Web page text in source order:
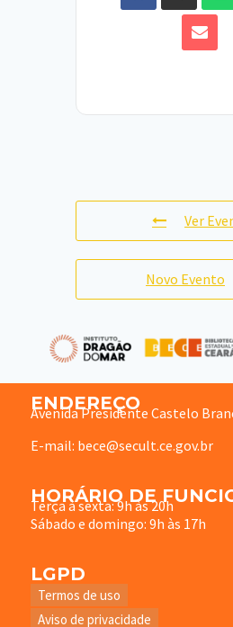
Ver
Novo Evento
ENDEREÇO
Avenida Presidente Castelo
E-mail: bece@secult.ce.gov.br
HORÁRIO DE
Terça à sexta: 9h às 20h
Sábado e domingo: 9h às 17h
LGPD
Termos de uso
Aviso de privacidade